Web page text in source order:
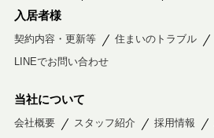
入居者様
契約内容・更新等 住まいのトラブル
LINEでお問い合わせ
当社について
会社概要 スタッフ紹介 採用情報